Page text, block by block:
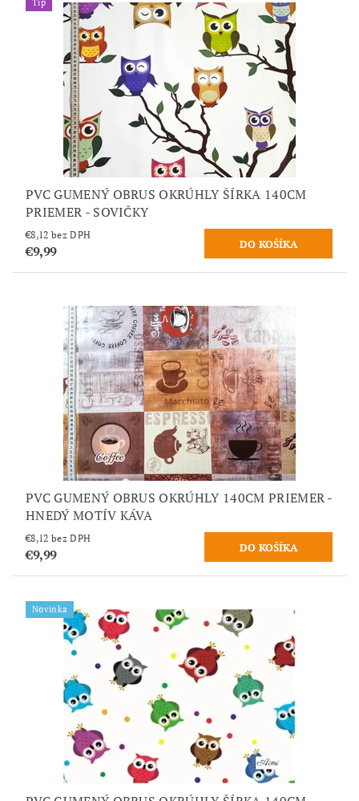
Tip
PVC GUMENÝ OBRUS OKRÚHLY ŠÍRKA 140CM
PRIEMER - SOVIČKY
€8,12 bez DPH
€9,99
PVC GUMENÝ OBRUS OKRÚHLY 140CM PRIEMER -
HNEDÝ MOTÍV KÁVA
€8,12 bez DPH
€9,99
Novinka